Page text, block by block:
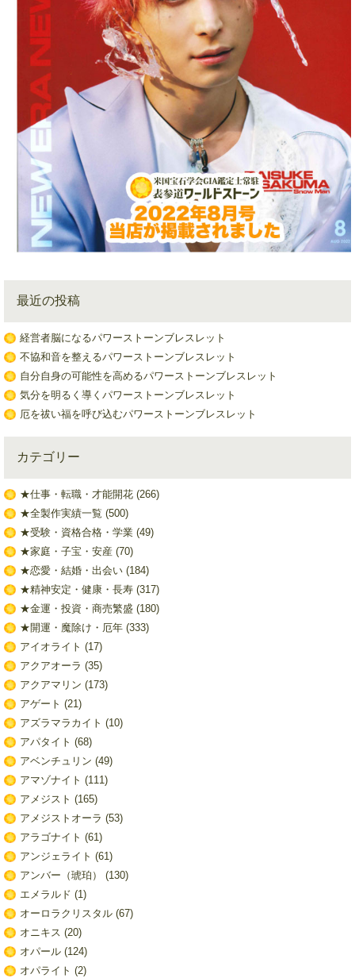
最近の投稿
経営者脳になるパワーストーンブレスレット
不協和音を整えるパワーストーンブレスレット
自分自身の可能性を高めるパワーストーンブレスレット
気分を明るく導くパワーストーンブレスレット
厄を祓い福を呼び込むパワーストーンブレスレット
カテゴリー
★仕事・転職・才能開花(266)
★全製作実績一覧 (500)
★受験・資格合格・学業(49)
★家庭・子宝・安産(70)
★恋愛・結婚・出会い(184)
★精神安定・健康・長寿(317)
★金運・投資・商売繁盛 (180)
★開運・魔除け・厄年(333)
アイオライト (17)
アクアオーラ (35)
アクアマリン (173)
アゲート (21)
アズラマラカイト (10)
アパタイト (68)
アベンチュリン (49)
アマゾナイト (111)
アメジスト (165)
アメジストオーラ (53)
アラゴナイト (61)
アンジェライト (61)
アンバー（琥珀）
(130)
エメラルド (1)
オーロラクリスタル(67)
オニキス (20)
オパール(124)
オパライト (2)